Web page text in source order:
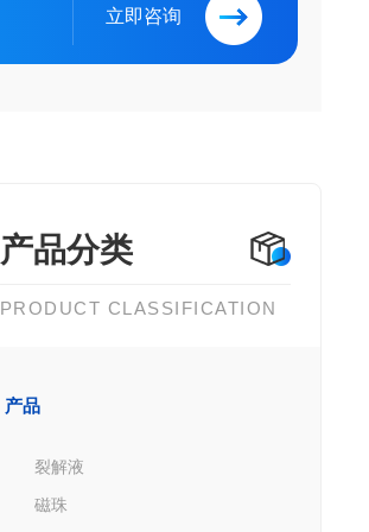
立即咨询
产品分类
PRODUCT CLASSIFICATION
产品
裂解液
磁珠